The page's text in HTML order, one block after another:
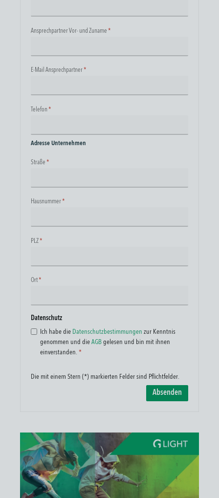
Ansprechpartner Vor- und Zuname *
E-Mail Ansprechpartner *
Telefon *
Adresse Unternehmen
Straße *
Hausnummer *
PLZ*
Ort*
Datenschutz
Ich habe die Datenschutzbestimmungen zur Kenntnis
genommen und dieAGB gelesen und bin mit ihnen
einverstanden.*
Die mit einem Stern (*) markierten Felder sind Pflichtfelder.
Absenden